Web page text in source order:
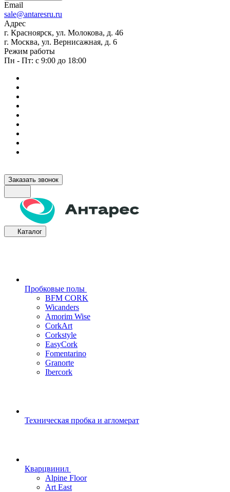
Email
sale@antaresru.ru
Адрес
г. Красноярск, ул. Молокова, д. 46
г. Москва, ул. Вернисажная, д. 6
Режим работы
Пн - Пт: с 9:00 до 18:00
Заказать звонок
Каталог
Пробковые полы
BFM CORK
Wicanders
Amorim Wise
CorkArt
Corkstyle
EasyCork
Fomentarino
Granorte
Ibercork
Техническая пробка и агломерат
Кварцвинил
Alpine Floor
Art East